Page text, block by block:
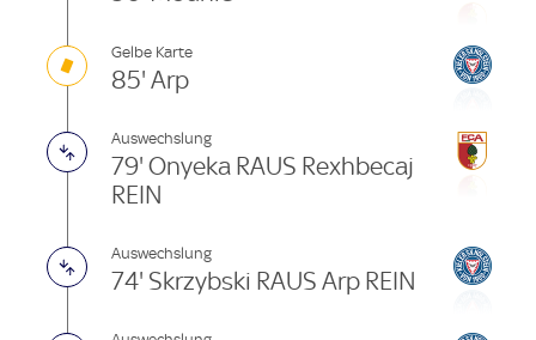
Gelbe Karte
85' Arp
Auswechslung
79' Onyeka RAUS Rexhbecaj
REIN
Auswechslung
74' Skrzybski RAUS Arp REIN